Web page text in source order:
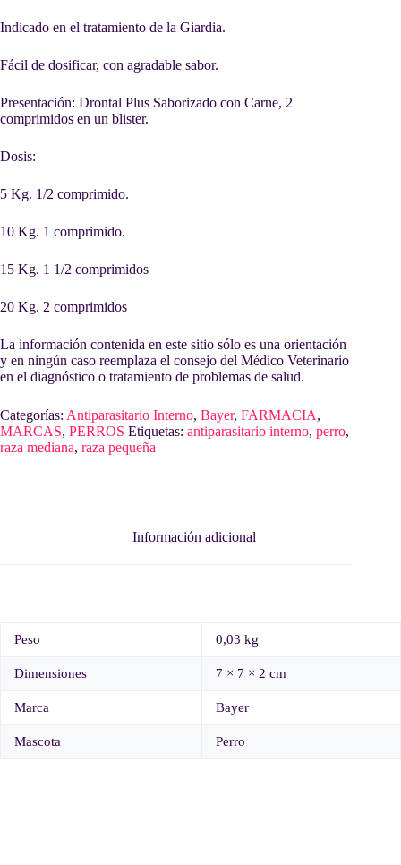
Indicado en el tratamiento de la Giardia.
Fácil de dosificar, con agradable sabor.
Presentación: Drontal Plus Saborizado con Carne, 2
comprimidos en un blister.
Dosis:
5 Kg. 1/2 comprimido.
10 Kg. 1 comprimido.
15 Kg. 1 1/2 comprimidos
20 Kg. 2 comprimidos
La información contenida en este sitio sólo es una orientación
y en ningún caso reemplaza el consejo del Médico Veterinario
en el diagnóstico o tratamiento de problemas de salud.
Categorías: Antiparasitario Interno, Bayer, FARMACIA,
MARCAS, PERROS Etiquetas: antiparasitario interno, perro,
raza mediana, raza pequeña
Información adicional
Peso 0,03 kg
Dimensiones 7 × 7 × 2 cm
Marca Bayer
Mascota Perro